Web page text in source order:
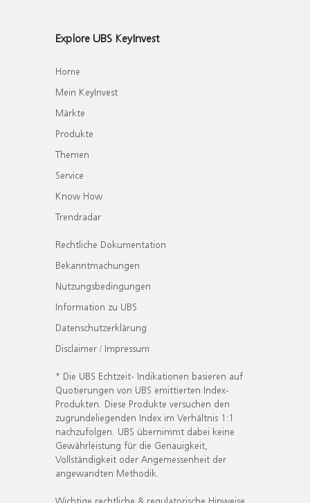
Explore UBS KeyInvest
Home
Mein KeyInvest
Märkte
Produkte
Themen
Service
Know How
Trendradar
Rechtliche Dokumentation
Bekanntmachungen
Nutzungsbedingungen
Information zu UBS
Datenschutzerklärung
Disclaimer / Impressum
* Die UBS Echtzeit- Indikationen basieren auf
Quotierungen von UBS emittierten Index-
Produkten. Diese Produkte versuchen den
zugrundeliegenden Index im Verhältnis 1:1
nachzufolgen. UBS übernimmt dabei keine
Gewährleistung für die Genauigkeit,
Vollständigkeit oder Angemessenheit der
angewandten Methodik.